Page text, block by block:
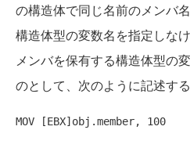
の構造体で同じ名前のメンバ
構造体型の変数名を指定しな
メンバを保有する構造体型の
のとして、次のように記述す